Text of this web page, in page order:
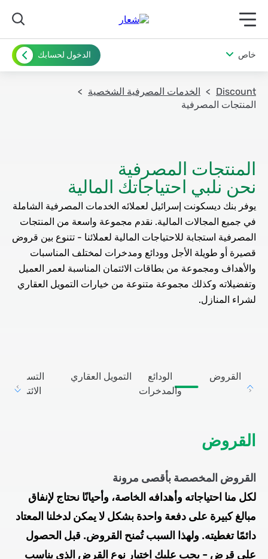
תפריט ראשי לנייד
خاص الدخول لحسابك
Discount
الخدمات المصرفية الشخصية
المنتجات المصرفية
نحن نلبي احتياجاتك المالية
يوفر بنك ديسكونت إسرائيل لعملائه الخدمات المصرفية الشاملة
في جميع المجالات المالية. نقدم مجموعة واسعة من المنتجات
المصرفية استجابة للاحتياجات المالية لعملائنا - تتنوع بين قروض
قصيرة أو طويلة الأجل وودائع ومدخرات لمختلف المناسبات
والأهداف ومجموعة من بطاقات الائتمان المناسبة لعمر العميل
وتفضيلاته وكذلك مجموعة متنوعة من خيارات التمويل العقاري
لشراء المنازل.
القروض
الودائع
والمدخرات
التمويل العقاري
التسهيلات
الائتمانية
القروض
القروض المخصصة بأقصى مرونة
لكل منا احتياجاته وأهدافه الخاصة، وأحيانًا نحتاج لإنفاق
مبالغ كبيرة على دفعة واحدة بشكل لا يمكن لدخلنا المعتاد
دائمًا تغطيته. ولهذا السبب تُمنح القروض. قبل الحصول
على قرض - يجب عليك اختيار نوع القرض الذي يناسب